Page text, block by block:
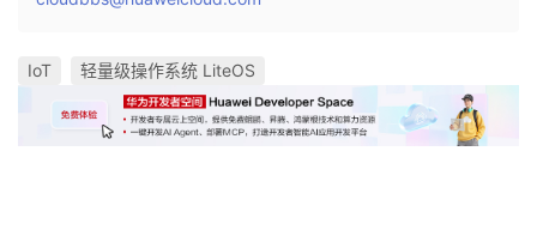
IoT 轻量级操作系统 LiteOS